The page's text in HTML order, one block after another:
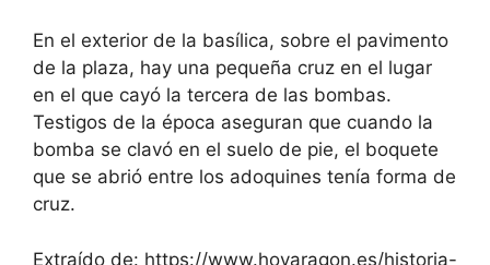
En el exterior de la basílica, sobre el pavimento
de la plaza, hay una pequeña cruz en el lugar
en el que cayó la tercera de las bombas.
Testigos de la época aseguran que cuando la
bomba se clavó en el suelo de pie, el boquete
que se abrió entre los adoquines tenía forma de
cruz.
Extraído de: https://www.hoyaragon.es/historia-